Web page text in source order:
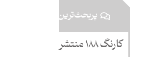
پربحث‌ترین
کارنگ ۱۸۸ منتشر